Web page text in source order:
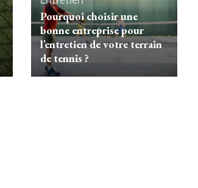
Pourquoi choisir une
bonne entreprise pour
l’entretien de votre terrain
de tennis ?